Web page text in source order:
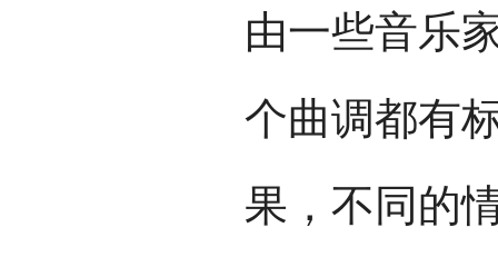
由一些音乐
个曲调都有
果，不同的